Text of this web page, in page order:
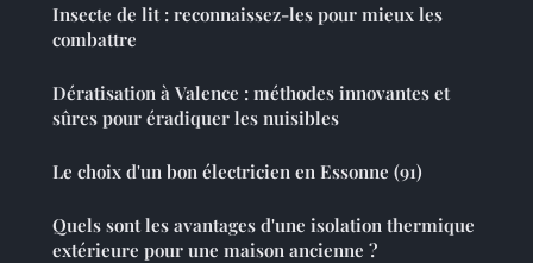
Insecte de lit : reconnaissez-les pour mieux les
combattre
Dératisation à Valence : méthodes innovantes et
sûres pour éradiquer les nuisibles
Le choix d'un bon électricien en Essonne (91)
Quels sont les avantages d'une isolation thermique
extérieure pour une maison ancienne ?